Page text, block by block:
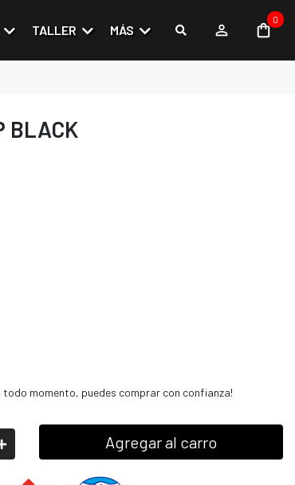
TALLER MÁS
0
BLACK
todo momento, puedes comprar con confianza!
Agregar al carro